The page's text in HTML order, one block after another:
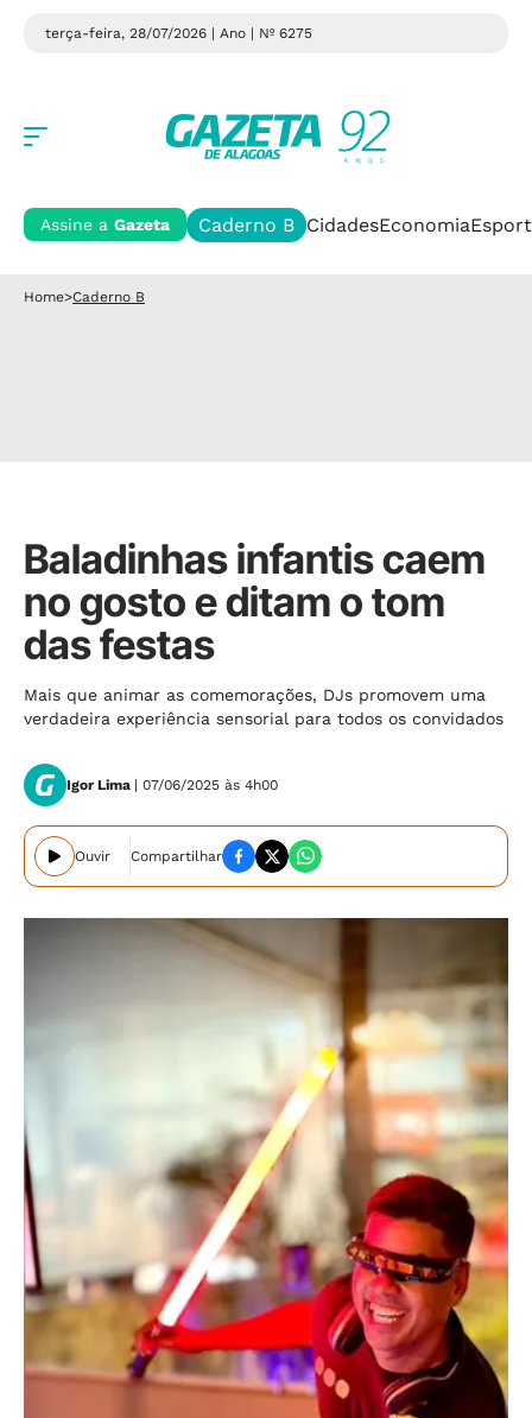
terça-feira, 28/07/2026 | Ano | Nº 6275
Assine a Gazeta Caderno B CidadesEconomia
Home>Caderno B
Baladinhas infantis caem
no gosto e ditam o tom
das festas
Mais que animar as comemorações, DJs promovem uma
verdadeira experiência sensorial para todos os convidados
Igor Lima | 07/06/2025 às 4h00
Ouvir Compartilhar